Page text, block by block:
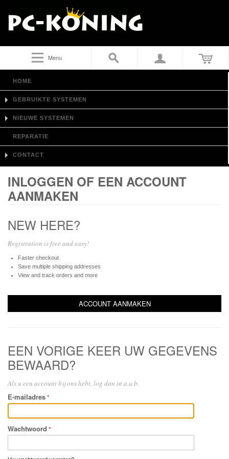
Menu
HOME
GEBRUIKTE SYSTEMEN
NIEUWE SYSTEMEN
REPARATIE
CONTACT
INLOGGEN OF EEN ACCOUNT
AANMAKEN
NEW HERE?
Registration is free and easy!
Faster checkout
Save multiple shipping addresses
View and track orders and more
ACCOUNT AANMAKEN
EEN VORIGE KEER UW GEGEVENS
BEWAARD?
Als u een account bij ons hebt, log dan in a.u.b.
E-mailadres
Wachtwoord